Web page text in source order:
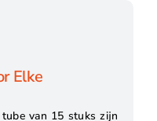
Elke
van 15 stuks zijn